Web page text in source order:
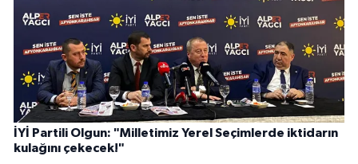
İYİ Partili Olgun: "Milletimiz Yerel Seçimlerde iktidarın
kulağını çekecek!"